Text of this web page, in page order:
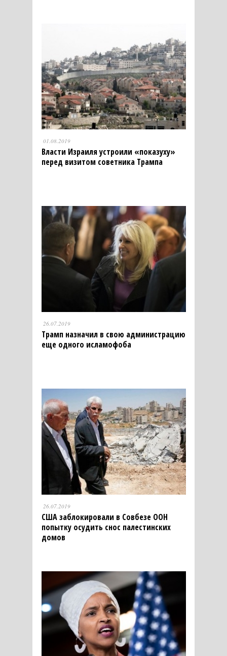
01.08.2019
Власти Израиля устроили «показуху»
перед визитом советника Трампа
26.07.2019
Трамп назначил в свою администрацию
еще одного исламофоба
26.07.2019
США заблокировали в Совбезе ООН
попытку осудить снос палестинских
домов